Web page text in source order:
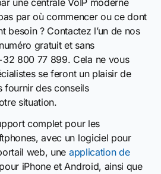
une centrale VoIP moderne
par où commencer ou ce dont
besoin ? Contactez l’un de nos
gratuit et sans
800 77 899. Cela ne vous
se feront un plaisir de
fournir des conseils
situation.
complet pour les
avec un logiciel pour
web, une application de
iPhone et Android, ainsi que